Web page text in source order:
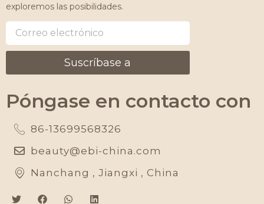
exploremos las posibilidades.
Suscríbase a
Póngase en contacto con
86-13699568326
beauty@ebi-china.com
Nanchang , Jiangxi , China